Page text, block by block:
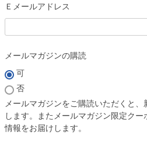
Ｅメールアドレス
メールマガジンの購読
可
否
メールマガジンをご購読いただくと
します。またメールマガジン限定ク
情報をお届けします。